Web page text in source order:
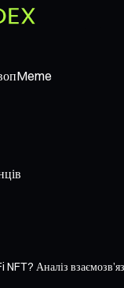
Meme
Аналіз